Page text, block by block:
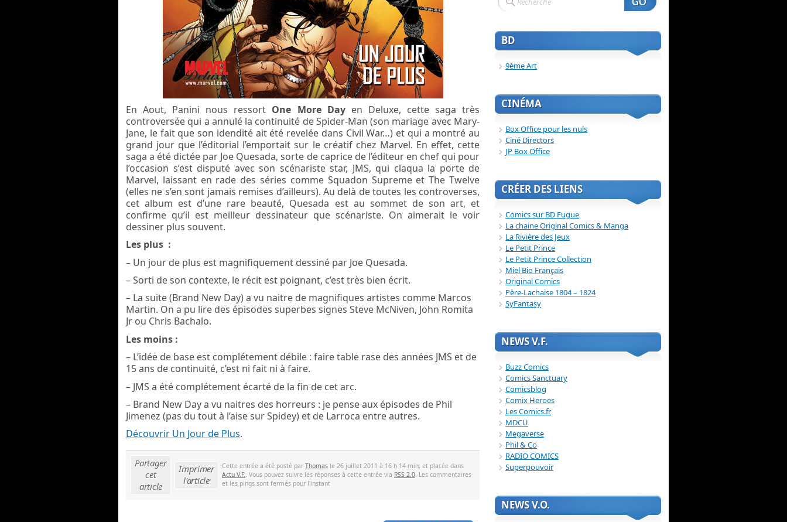
En Aout, Panini nous ressort One More Day en Deluxe, cette saga très
controversée qui a annulé la continuité de Spider-Man (son mariage avec Mary-
Jane, le fait que son idendité ait été revelée dans Civil War…) et qui a montré au
grand jour que l’éditorial l’emportait sur le créatif chez Marvel. En effet, cette
saga a été dictée par Joe Quesada, sorte de caprice de l’éditeur en chef qui pour
l’occasion s’est disputé avec son scénariste star, JMS, qui claqua la porte de
Marvel, laissant en rade des séries comme Squadon Supreme et The Twelve
(elles ne s’en sont jamais remises d’ailleurs). Au delà de toutes les controverses,
cet album est d’une rare beauté, Quesada est au sommet de son art, et
confirme qu’il est meilleur dessinateur que scénariste. On aimerait le voir
dessiner plus souvent.
Les plus :
– Un jour de plus est magnifiquement dessiné par Joe Quesada.
– Sorti de son contexte, le récit est poignant, c’est très bien écrit.
– La suite (Brand New Day) a vu naitre de magnifiques artistes comme Marcos
Martin. On a pu lire des épisodes superbes signes Steve McNiven, John Romita
Jr ou Chris Bachalo.
Les moins :
– L’idée de base est complétement débile : faire table rase des années JMS et de
15 ans de continuité, c’est ni fait ni à faire.
– JMS a été complétement écarté de la fin de cet arc.
– Brand New Day a vu naitres des horreurs : je pense aux épisodes de Phil
Jimenez (pas du tout à l’aise sur Spidey) et de Larroca entre autres.
Découvrir Un Jour de Plus.
Partager
cet
article
Imprimer
l'article
Cette entrée a été posté par Thomas le 26 juillet 2011 à 16 h 14 min, et placée dans
Actu V.F.. Vous pouvez suivre les réponses à cette entrée via RSS 2.0. Les commentaires
et les pings sont fermés pour l'instant
BD
9ème Art
CINÉMA
Box Office pour les nuls
Ciné Directors
JP Box Office
CRÉER DES LIENS
Comics sur BD Fugue
La chaine Original Comics & Manga
La Rivière des Jeux
Le Petit Prince
Le Petit Prince Collection
Miel Bio Français
Original Comics
Père-Lachaise 1804 – 1824
SyFantasy
NEWS V.F.
Buzz Comics
Comics Sanctuary
Comicsblog
Comix Heroes
Les Comics.fr
MDCU
Megaverse
Phil & Co
RADIO COMICS
Superpouvoir
NEWS V.O.